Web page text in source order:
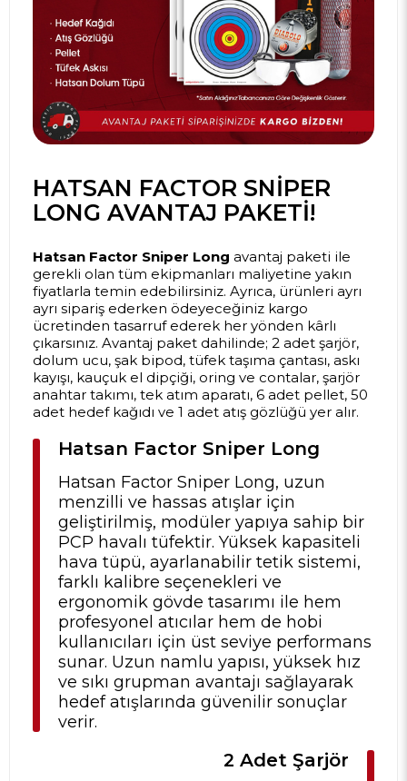
HATSAN FACTOR SNIPER
LONG AVANTAJ PAKETI!
Hatsan Factor Sniper Long avantaj paketi ile
gerekli olan tüm ekipmanları maliyetine yakın
fiyatlarla temin edebilirsiniz. Ayrıca, ürünleri ayrı
ayrı sipariş ederken ödeyeceğiniz kargo
ücretinden tasarruf ederek her yönden kârlı
çıkarsınız. Avantaj paket dahilinde; 2 adet şarjör,
dolum ucu, şak bipod, tüfek taşıma çantası, askı
kayışı, kauçuk el dipçiği, oring ve contalar, şarjör
anahtar takımı, tek atım aparatı, 6 adet pellet, 50
adet hedef kağıdı ve 1 adet atış gözlüğü yer alır.
Hatsan Factor Sniper Long
Hatsan Factor Sniper Long, uzun
menzilli ve hassas atışlar için
geliştirilmiş, modüler yapıya sahip bir
PCP havalı tüfektir. Yüksek kapasiteli
hava tüpü, ayarlanabilir tetik sistemi,
farklı kalibre seçenekleri ve
ergonomik gövde tasarımı ile hem
profesyonel atıcılar hem de hobi
kullanıcıları için üst seviye performans
sunar. Uzun namlu yapısı, yüksek hız
ve sıkı grupman avantajı sağlayarak
hedef atışlarında güvenilir sonuçlar
verir.
2 Adet Şarjör